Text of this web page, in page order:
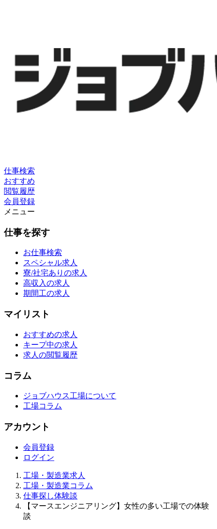
仕事検索
おすすめ
閲覧履歴
会員登録
メニュー
仕事を探す
お仕事検索
スペシャル求人
寮/社宅ありの求人
高収入の求人
期間工の求人
マイリスト
おすすめの求人
キープ中の求人
求人の閲覧履歴
コラム
ジョブハウス工場について
工場コラム
アカウント
会員登録
ログイン
工場・製造業求人
工場・製造業コラム
仕事探し体験談
【マースエンジニアリング】女性の多い工場での体験
談